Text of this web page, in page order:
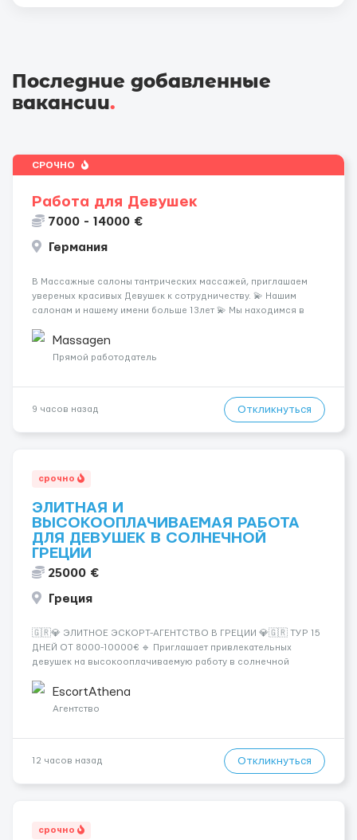
Последние добавленные
вакансии.
СРОЧНО
Работа для Девушек
7000 - 14000 €
Германия
В Массажные салоны тантрических массажей, приглашаем
увереных красивых Девушек к сотрудничеству. 💫 Нашим
салонам и нашему имени больше 13лет 💫 Мы находимся в
заработная плата 💚Мы гарантируем Наличие работы. Поток 💝
incall / Out...
Massagen
Прямой работодатель
9 часов назад Откликнуться
срочно
ЭЛИТНАЯ И
ВЫСОКООПЛАЧИВАЕМАЯ РАБОТА
ДЛЯ ДЕВУШЕК В СОЛНЕЧНОЙ
ГРЕЦИИ
25000 €
Греция
🇬🇷💎 ЭЛИТНОЕ ЭСКОРТ-АГЕНТСТВО В ГРЕЦИИ 💎🇬🇷 ТУР 15
ДНЕЙ ОТ 8000-10000€ 🔹 Приглашает привлекательных
девушек на высокооплачиваемую работу в солнечной
хорошие деньги 💶 — это предложение для тебя! 🔹
Требования: ✔️ Возраст от ...
EscortAthena
Агентство
12 часов назад Откликнуться
срочно